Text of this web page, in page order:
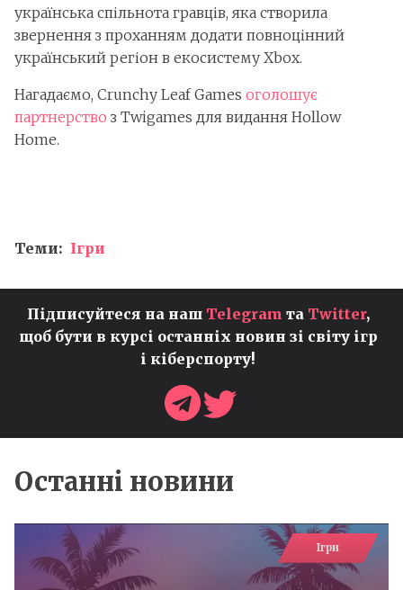
українська спільнота гравців, яка створила
звернення з проханням додати повноцінний
український регіон в екосистему Xbox.
Нагадаємо, Crunchy Leaf Games оголошує
партнерство з Twigames для видання Hollow
Home.
Теми: Ігри
Підписуйтеся на наш Telegram та Twitter,
щоб бути в курсі останніх новин зі світу ігр
і кіберспорту!
Останні новини
Ігри